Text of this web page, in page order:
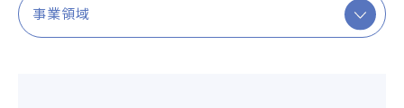
事業領域